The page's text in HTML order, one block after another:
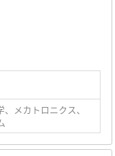
メカトロニクス、